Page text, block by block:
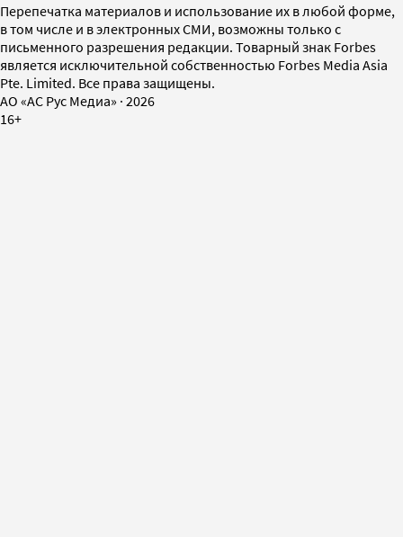
Перепечатка материалов и использование их в любой форме,
в том числе и в электронных СМИ, возможны только с
письменного разрешения редакции. Товарный знак Forbes
является исключительной собственностью Forbes Media Asia
Pte. Limited. Все права защищены.
AO «АС Рус Медиа» · 2026
16+